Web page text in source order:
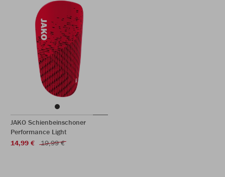
JAKO Schienbeinschoner
Performance Light
14,99 €
19,99 €